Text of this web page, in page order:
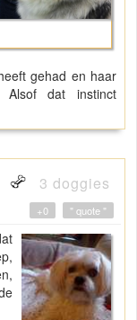
gehad en haar
dat instinct
3 doggies
" quote "
+0